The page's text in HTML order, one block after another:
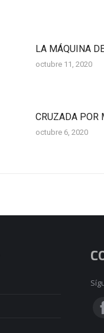
LA MÁQUINA
octubre 11, 2020
CRUZADA POR
octubre 6, 2020